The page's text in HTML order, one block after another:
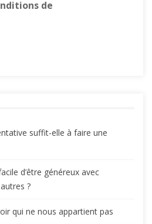
de
suffit-elle à faire une
d’être généreux avec
?
qui ne nous appartient pas